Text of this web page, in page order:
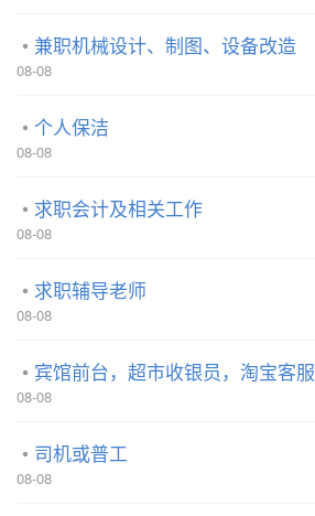
兼职机械设计、制图、设备改造
08-08
个人保洁
08-08
求职会计及相关工作
08-08
求职辅导老师
08-08
宾馆前台，超市收银员，淘宝客服
08-08
司机或普工
08-08